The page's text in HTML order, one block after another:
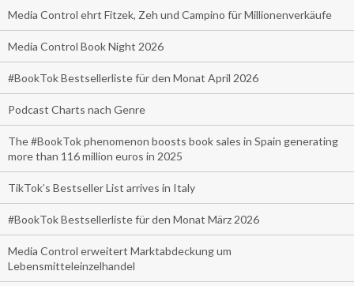
Media Control ehrt Fitzek, Zeh und Campino für Millionenverkäufe
Media Control Book Night 2026
#BookTok Bestsellerliste für den Monat April 2026
Podcast Charts nach Genre
The #BookTok phenomenon boosts book sales in Spain generating
more than 116 million euros in 2025
TikTok’s Bestseller List arrives in Italy
#BookTok Bestsellerliste für den Monat März 2026
Media Control erweitert Marktabdeckung um
Lebensmitteleinzelhandel